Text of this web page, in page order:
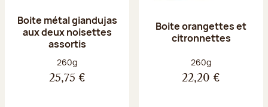
Boite métal giandujas
aux deux noisettes
assortis
Poids net :
260g
25,75 €
Boite orangettes et
citronnettes
Poids net :
260g
22,20 €